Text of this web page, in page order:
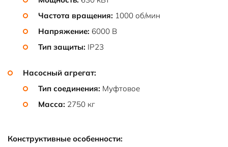
Частота вращения: 1000 об/мин
Напряжение: 6000 В
Тип защиты: IP23
Насосный агрегат:
Тип соединения: Муфтовое
Масса: 2750 кг
Конструктивные особенности: